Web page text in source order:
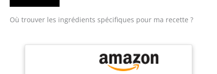
Où trouver les ingrédients spécifiques pour ma recette ?